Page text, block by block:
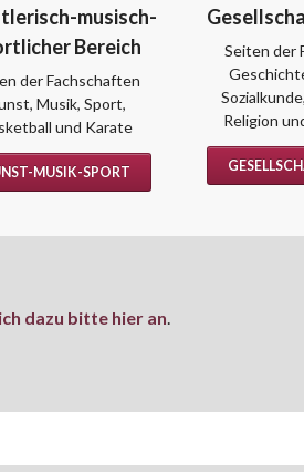
Sozialkunde
Wirtschaft
musisch-
Bereich
der Fachschaften
Musik, Sport,
und Karate
MUSIK-SPORT
Seiten der
Religion
dazu bitte hier an.